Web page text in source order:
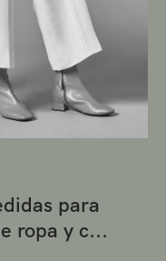
para
ropa y c...